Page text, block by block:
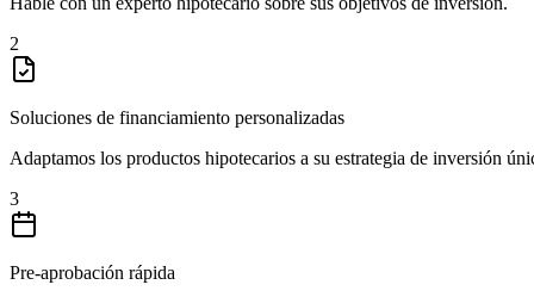
2
Soluciones de financiamiento personalizadas
Adaptamos los productos hipotecarios a su estrategia de inversión
3
Pre-aprobación rápida